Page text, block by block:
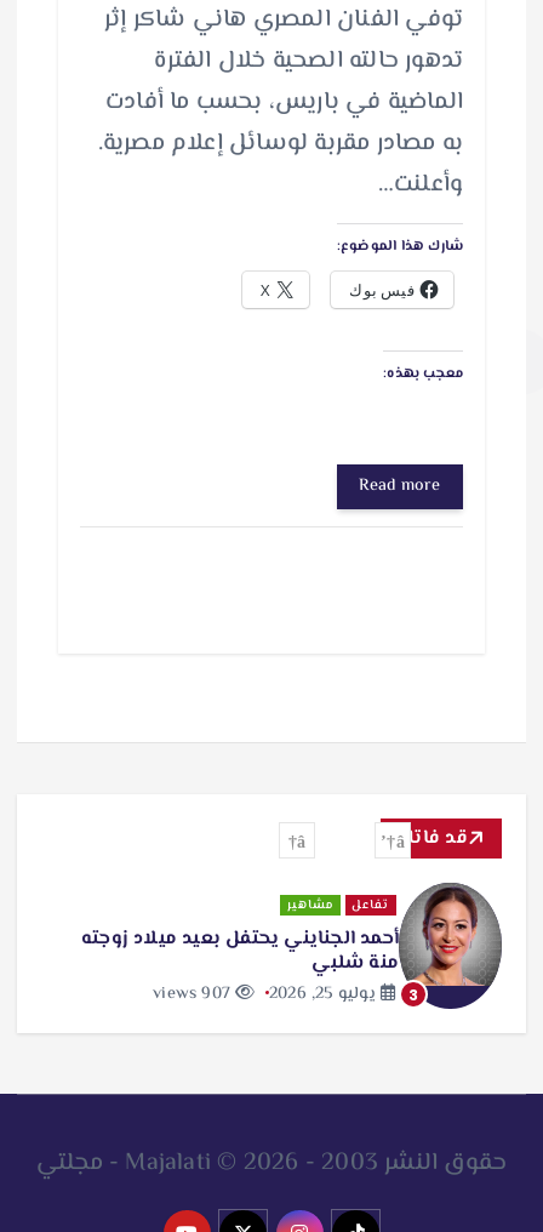
توفي الفنان المصري هاني شاكر إثر
تدهور حالته الصحية خلال الفترة
الماضية في باريس، بحسب ما أفادت
به مصادر مقربة لوسائل إعلام مصرية.
وأعلنت…
شارك هذا الموضوع:
فيس بوك X
معجب بهذه:
Read more
قد فاتك
3
تفاعل مشاهير
أحمد الجنايني يحتفل بعيد ميلاد زوجته
منة شلبي
يوليو 25, 2026 907 views
حقوق النشر 2003 - 2026 © Majalati - مجلتي